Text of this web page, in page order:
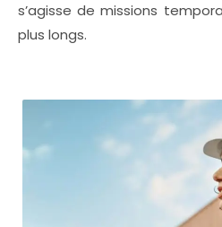
s’agisse de missions
plus longs.